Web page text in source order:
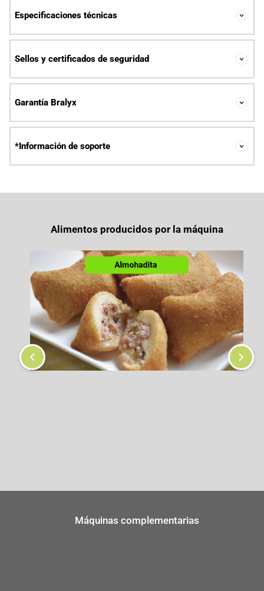
Especificaciones técnicas
Sellos y certificados de seguridad
Garantía Bralyx
*Información de soporte
Alimentos producidos por la máquina
Máquinas complementarias